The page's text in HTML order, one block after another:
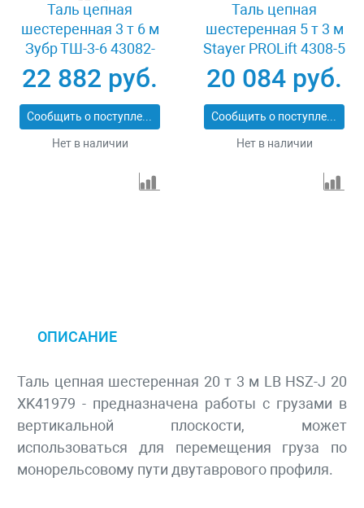
Таль цепная
шестеренная 3 т 6 м
Зубр ТШ-3-6 43082-
3_z01
22 882 руб.
Сообщить о поступлении
Нет в наличии
Таль цепная
шестеренная 5 т 3 м
Stayer PROLift 4308-5
20 084 руб.
Сообщить о поступлении
Нет в наличии
ОПИСАНИЕ
Таль цепная шестеренная 20 т 3 м LB HSZ-J 20
XK41979 - предназначена работы с грузами в
вертикальной плоскости, может
использоваться для перемещения груза по
монорельсовому пути двутаврового профиля.